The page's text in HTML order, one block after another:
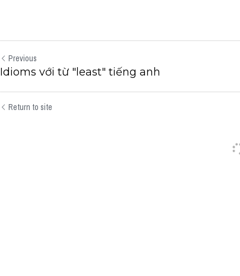
Previous
Idioms với từ "least" tiếng anh
Return to site